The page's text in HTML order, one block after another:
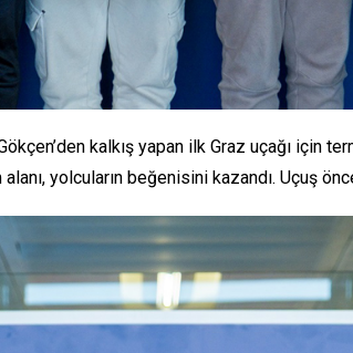
kalkış yapan ilk Graz uçağı
yolcuların beğenisini kazandı. Uçuş